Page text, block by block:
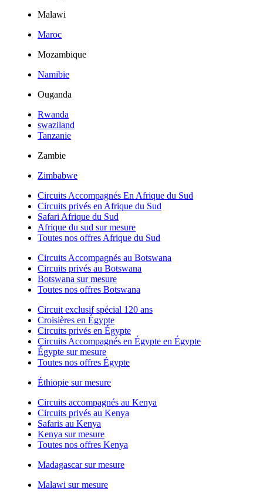
Malawi
Maroc
Mozambique
Namibie
Ouganda
Rwanda
swaziland
Tanzanie
Zambie
Zimbabwe
Circuits Accompagnés En Afrique du Sud
Circuits privés en Afrique du Sud
Safari Afrique du Sud
Afrique du sud sur mesure
Toutes nos offres Afrique du Sud
Circuits Accompagnés au Botswana
Circuits privés au Botswana
Botswana sur mesure
Toutes nos offres Botswana
Circuit exclusif spécial 120 ans
Croisières en Égypte
Circuits privés en Égypte
Circuits Accompagnés en Égypte en Égypte
Égypte sur mesure
Toutes nos offres Égypte
Éthiopie sur mesure
Circuits accompagnés au Kenya
Circuits privés au Kenya
Safaris au Kenya
Kenya sur mesure
Toutes nos offres Kenya
Madagascar sur mesure
Malawi sur mesure